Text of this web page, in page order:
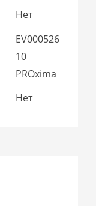
Нет
EV000526
10
PROxima
Нет